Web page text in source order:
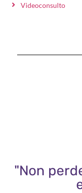
Videoconsulto
"Non